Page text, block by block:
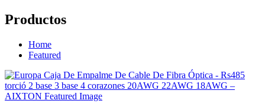
Productos
Home
Featured